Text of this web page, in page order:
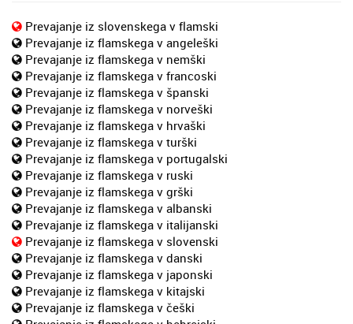
Prevajanje iz slovenskega v flamski
Prevajanje iz flamskega v angeleški
Prevajanje iz flamskega v nemški
Prevajanje iz flamskega v francoski
Prevajanje iz flamskega v španski
Prevajanje iz flamskega v norveški
Prevajanje iz flamskega v hrvaški
Prevajanje iz flamskega v turški
Prevajanje iz flamskega v portugalski
Prevajanje iz flamskega v ruski
Prevajanje iz flamskega v grški
Prevajanje iz flamskega v albanski
Prevajanje iz flamskega v italijanski
Prevajanje iz flamskega v slovenski
Prevajanje iz flamskega v danski
Prevajanje iz flamskega v japonski
Prevajanje iz flamskega v kitajski
Prevajanje iz flamskega v češki